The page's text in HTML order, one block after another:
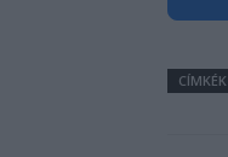
CÍMKÉK